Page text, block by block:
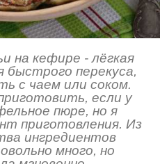
на кефире - лёгкая
быстрого перекуса,
с чаем или соком.
если у
пюре, но я
приготовления. Из
ингредиентов
много, но